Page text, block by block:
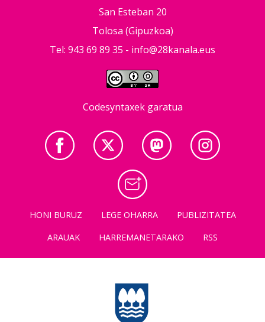
San Esteban 20
Tolosa (Gipuzkoa)
Tel: 943 69 89 35 - info@28kanala.eus
Codesyntaxek garatua
HONI BURUZ LEGE OHARRA
PUBLIZITATEA
ARAUAK
HARREMANETARAKO RSS